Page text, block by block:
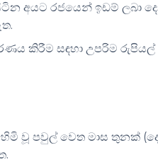
අයට රජයෙන් ඉඩම් ලබා
කිරීම සඳහා උපරිම
වූ පවුල් වෙත මාස තුනක්